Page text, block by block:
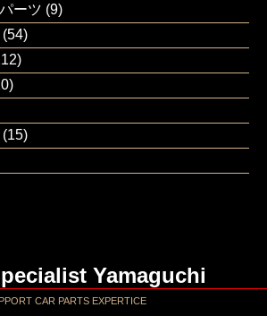
ーツ (9)
(54)
(15)
Yamaguchi
CAR PARTS EXPERTICE